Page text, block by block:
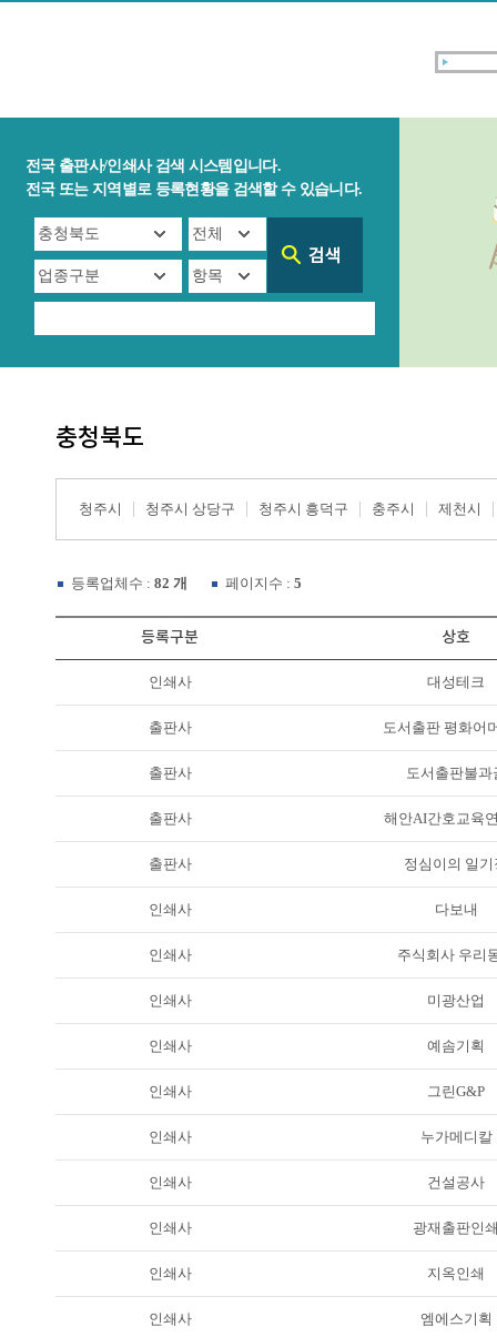
전국 출판사/인쇄사 검색 시스템입니다.
전국 또는 지역별로 등록현황을 검색할 수 있습니다.
충청북도
청주시 청주시 상당구 청주시 흥덕구 충주시 제천시
등록업체수 : 82 개 페이지수 : 5
등록구분 상호
인쇄사 대성테크
출판사 도서출판 평화어
출판사 도서출판불과
출판사 해안AI간호교육
출판사 정심이의 일기
인쇄사 다보내
인쇄사 주식회사 우리
인쇄사 미광산업
인쇄사 예솜기획
인쇄사 그린G&P
인쇄사 누가메디칼
인쇄사 건설공사
인쇄사 광재출판인
인쇄사 지옥인쇄
인쇄사 엠에스기획